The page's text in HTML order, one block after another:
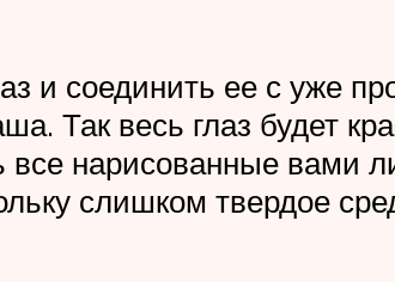
и соединить ее с уже
Так весь глаз будет
нарисованные вами
слишком твердое